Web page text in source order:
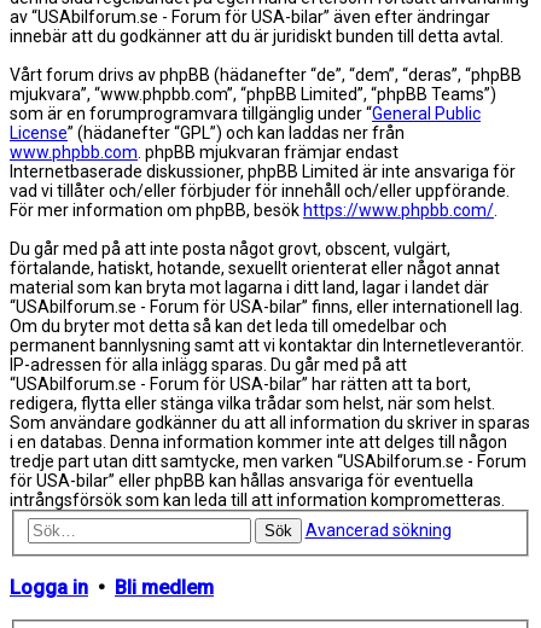
av “USAbilforum.se - Forum för USA-bilar” även efter ändringar
innebär att du godkänner att du är juridiskt bunden till detta avtal.
Vårt forum drivs av phpBB (hädanefter “de”, “dem”, “deras”, “phpBB
mjukvara”, “www.phpbb.com”, “phpBB Limited”, “phpBB Teams”)
som är en forumprogramvara tillgänglig under “General Public
License” (hädanefter “GPL”) och kan laddas ner från
www.phpbb.com. phpBB mjukvaran främjar endast
Internetbaserade diskussioner, phpBB Limited är inte ansvariga för
vad vi tillåter och/eller förbjuder för innehåll och/eller uppförande.
För mer information om phpBB, besök https://www.phpbb.com/.
Du går med på att inte posta något grovt, obscent, vulgärt,
förtalande, hatiskt, hotande, sexuellt orienterat eller något annat
material som kan bryta mot lagarna i ditt land, lagar i landet där
“USAbilforum.se - Forum för USA-bilar” finns, eller internationell lag.
Om du bryter mot detta så kan det leda till omedelbar och
permanent bannlysning samt att vi kontaktar din Internetleverantör.
IP-adressen för alla inlägg sparas. Du går med på att
“USAbilforum.se - Forum för USA-bilar” har rätten att ta bort,
redigera, flytta eller stänga vilka trådar som helst, när som helst.
Som användare godkänner du att all information du skriver in sparas
i en databas. Denna information kommer inte att delges till någon
tredje part utan ditt samtycke, men varken “USAbilforum.se - Forum
för USA-bilar” eller phpBB kan hållas ansvariga för eventuella
intrångsförsök som kan leda till att information komprometteras.
Sök Avancerad sökning
Logga in • Bli medlem